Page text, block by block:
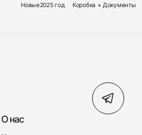
Новые2025 год Коробка + Документы
О нас